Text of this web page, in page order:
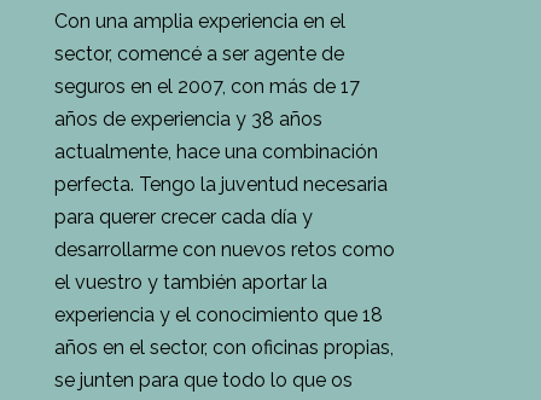
Con una amplia experiencia en el
sector, comencé a ser agente de
seguros en el 2007, con más de 17
años de experiencia y 38 años
actualmente, hace una combinación
perfecta. Tengo la juventud necesaria
para querer crecer cada día y
desarrollarme con nuevos retos como
el vuestro y también aportar la
experiencia y el conocimiento que 18
años en el sector, con oficinas propias,
se junten para que todo lo que os